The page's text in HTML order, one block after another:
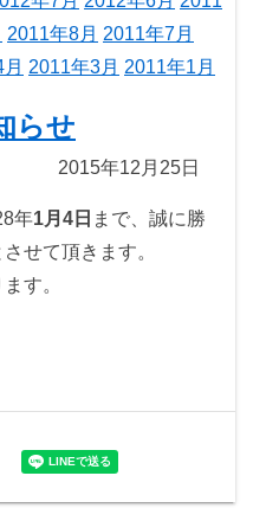
2011年8月 2011年7月
2011年3月 2011年1月
らせ
2015年12月25日
年1月4日 まで、誠に勝
させて頂きます。
す。